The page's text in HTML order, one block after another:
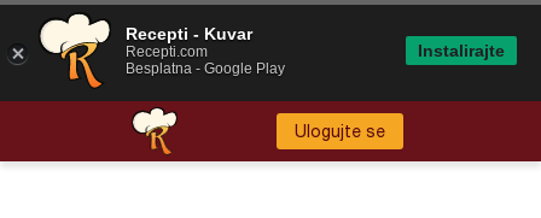
Ulogujte se
Recepti - Kuvar
Recepti.com
Besplatna - Google Play
Instalirajte